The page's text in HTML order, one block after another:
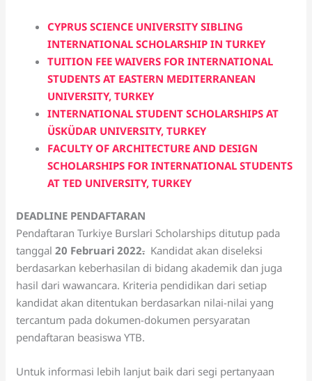
CYPRUS SCIENCE UNIVERSITY SIBLING
INTERNATIONAL SCHOLARSHIP IN TURKEY
TUITION FEE WAIVERS FOR INTERNATIONAL
STUDENTS AT EASTERN MEDITERRANEAN
UNIVERSITY, TURKEY
INTERNATIONAL STUDENT SCHOLARSHIPS AT
ÜSKÜDAR UNIVERSITY, TURKEY
FACULTY OF ARCHITECTURE AND DESIGN
SCHOLARSHIPS FOR INTERNATIONAL STUDENTS
AT TED UNIVERSITY, TURKEY
DEADLINE PENDAFTARAN
Pendaftaran Turkiye Burslari Scholarships ditutup pada
tanggal20 Februari 2022. Kandidat akan diseleksi
berdasarkan keberhasilan di bidang akademik dan juga
hasil dari wawancara. Kriteria pendidikan dari setiap
kandidat akan ditentukan berdasarkan nilai-nilai yang
tercantum pada dokumen-dokumen persyaratan
pendaftaran beasiswa YTB.
Untuk informasi lebih lanjut baik dari segi pertanyaan